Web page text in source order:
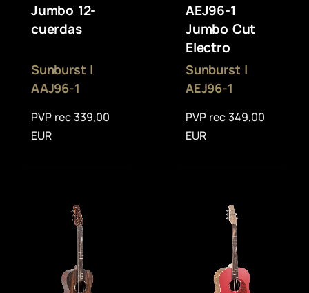
Jumbo 12-
cuerdas
Sunburst |
AAJ96-1
PVP rec 339,00
EUR
AEJ96-1
Jumbo Cut
Electro
Sunburst |
AEJ96-1
PVP rec 349,00
EUR